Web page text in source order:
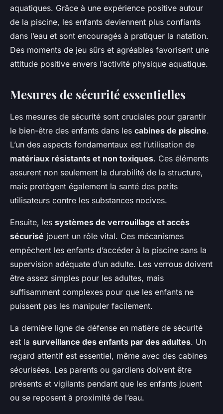
aquatiques. Grâce à une expérience positive autour
de la piscine, les enfants deviennent plus confiants
dans l’eau et sont encouragés à pratiquer la natation.
Des moments de jeu sûrs et agréables favorisent une
attitude positive envers l’activité physique aquatique.
Mesures de sécurité essentielles
Les mesures de sécurité sont cruciales pour garantir
le bien-être des enfants dans les cabines de piscine.
L’un des aspects fondamentaux est l’utilisation de
matériaux résistants et non toxiques. Ces éléments
assurent non seulement la durabilité de la structure,
mais protègent également la santé des petits
utilisateurs contre les substances nocives.
Ensuite, les systèmes de verrouillage et accès
sécurisé jouent un rôle vital. Ces mécanismes
empêchent les enfants d’accéder à la piscine sans la
supervision adéquate d’un adulte. Les verrous doivent
être assez simples pour les adultes, mais
suffisamment complexes pour que les enfants ne
puissent pas les manipuler facilement.
La dernière ligne de défense en matière de sécurité
est la surveillance des enfants par des adultes. Un
regard attentif est essentiel, même avec des cabines
sécurisées. Les parents ou gardiens doivent être
présents et vigilants pendant que les enfants jouent
ou se reposent à proximité de l’eau.